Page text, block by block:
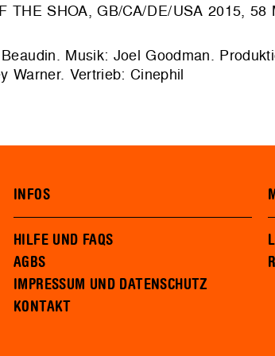
THE SHOA, GB/CA/DE/USA 2015, 58
Musik: Joel Goodman.
Warner. Vertrieb: Cinephil
INFOS
HILFE UND FAQS
AGBS
IMPRESSUM UND DATENSCHUTZ
KONTAKT